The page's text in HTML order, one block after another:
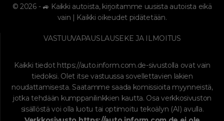
© 2026 - 🚙 Kaikki autoista, kirjoitamme uusista autoista eikä
vain | Kaikki oikeudet pidätetään.
VASTUUVAPAUSLAUSEKE JA ILMOITUS
Kaikki tiedot https://auto.inform.com.de-sivustolla ovat vain
tiedoksi. Olet itse vastuussa sovellettavien lakien
noudattamisesta. Saatamme saada komissioita myynneistä,
jotka tehdään kumppanilinkkien kautta. Osa verkkosivuston
sisällöstä voi olla luotu tai optimoitu tekoälyn (AI) avulla.